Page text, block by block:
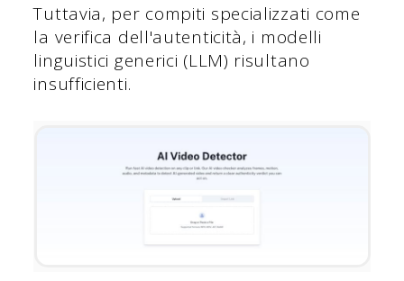
Tuttavia, per compiti specializzati come
la verifica dell'autenticità, i modelli
linguistici generici (LLM) risultano
insufficienti.